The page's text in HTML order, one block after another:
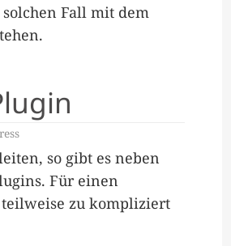
Fall mit dem
so gibt es neben
Für einen
zu kompliziert